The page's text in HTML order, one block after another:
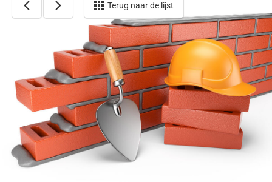
Terug naar de lijst